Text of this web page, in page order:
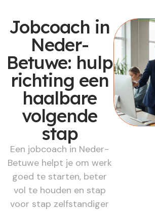
Jobcoach in
Neder-
Betuwe: hulp
richting een
haalbare
volgende
stap
Een jobcoach in Neder-
Betuwe helpt je om werk
goed te starten, beter
vol te houden en stap
voor stap zelfstandiger